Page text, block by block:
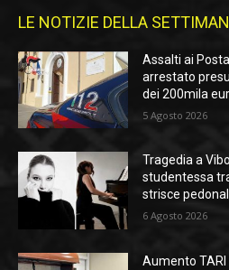
LE NOTIZIE DELLA
Assalti ai
arrestato
dei 200mila
5 Agosto 2026
Tragedia a
studentessa
strisce
6 Agosto 2026
Aumento